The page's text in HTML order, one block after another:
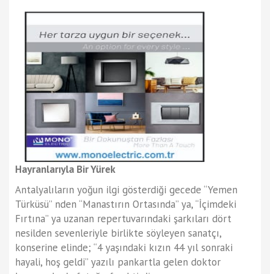
Hayranlarıyla Bir Yürek
Antalyalıların yoğun ilgi gösterdiği gecede “Yemen
Türküsü” nden “Manastırın Ortasında” ya, “İçimdeki
Fırtına” ya uzanan repertuvarındaki şarkıları dört
nesilden sevenleriyle birlikte söyleyen sanatçı,
konserine elinde; “4 yaşındaki kızın 44 yıl sonraki
hayali, hoş geldi” yazılı pankartla gelen doktor